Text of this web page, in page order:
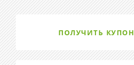
ПОЛУЧИТЬ КУПОН